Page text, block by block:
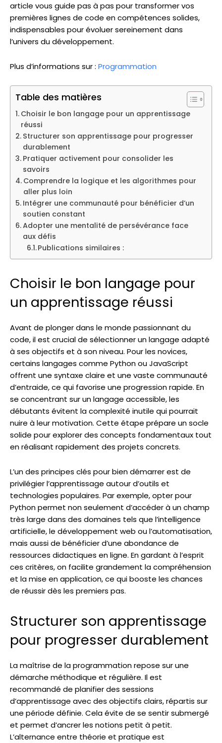
article vous guide pas à pas pour transformer vos
premières lignes de code en compétences solides,
indispensables pour évoluer sereinement dans
l’univers du développement.
Plus d’informations sur : Programmation
Table des matières
Choisir le bon langage pour un apprentissage
réussi
Structurer son apprentissage pour progresser
durablement
Pratiquer activement pour consolider les
savoirs
Comprendre la logique et les algorithmes pour
aller plus loin
Intégrer une communauté pour bénéficier d’un
soutien constant
Adopter une mentalité de persévérance face
aux défis
Publications similaires :
Choisir le bon langage pour
un apprentissage réussi
Avant de plonger dans le monde passionnant du
code, il est crucial de sélectionner un langage adapté
à ses objectifs et à son niveau. Pour les novices,
certains langages comme Python ou JavaScript
offrent une syntaxe claire et une vaste communauté
d’entraide, ce qui favorise une progression rapide. En
se concentrant sur un langage accessible, les
débutants évitent la complexité inutile qui pourrait
nuire à leur motivation. Cette étape prépare un socle
solide pour explorer des concepts fondamentaux tout
en réalisant rapidement des projets concrets.
L’un des principes clés pour bien démarrer est de
privilégier l’apprentissage autour d’outils et
technologies populaires. Par exemple, opter pour
Python permet non seulement d’accéder à un champ
très large dans des domaines tels que l’intelligence
artificielle, le développement web ou l’automatisation,
mais aussi de bénéficier d’une abondance de
ressources didactiques en ligne. En gardant à l’esprit
ces critères, on facilite grandement la compréhension
et la mise en application, ce qui booste les chances
de réussir dès les premiers pas.
Structurer son apprentissage
pour progresser durablement
La maîtrise de la programmation repose sur une
démarche méthodique et régulière. Il est
recommandé de planifier des sessions
d’apprentissage avec des objectifs clairs, répartis sur
une période définie. Cela évite de se sentir submergé
et permet d’ancrer les notions petit à petit.
L’alternance entre théorie et pratique est